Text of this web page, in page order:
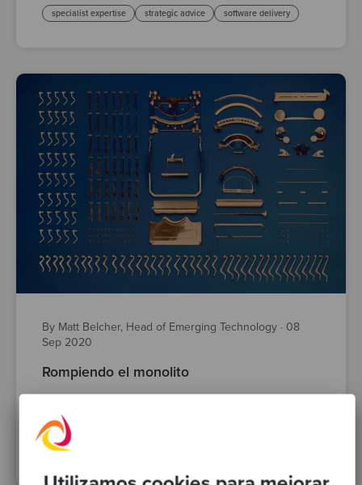
specialist expertise strategic advice software delivery
By Matt Belcher, Head of Emerging Technology · 08
Sep 2020
Rompiendo el monolito
software modernisation
Domain Driven Design
software delivery